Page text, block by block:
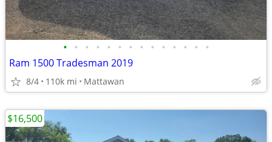
• • • • • • • • • • • • • •
Ram 1500 Tradesman 2019
8/4 110k mi Mattawan
$16,500